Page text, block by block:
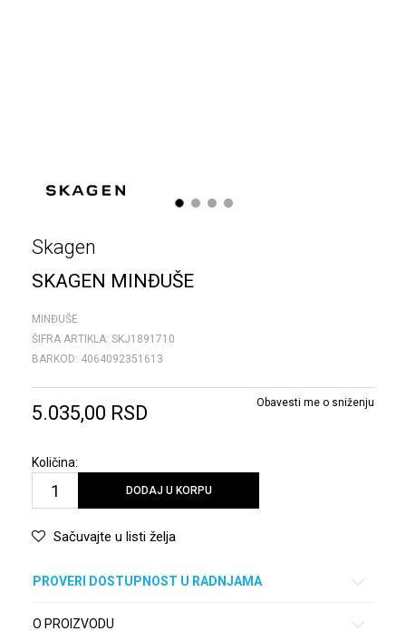
1 2 3 4
Skagen
SKAGEN MINĐUŠE
MINĐUŠE
ŠIFRA ARTIKLA: SKJ1891710
BARKOD: 4064092351613
5.035,00 RSD Obavesti me o sniženju
Količina:
DODAJ U KORPU
Sačuvajte u listi želja
PROVERI DOSTUPNOST U RADNJAMA
O PROIZVODU